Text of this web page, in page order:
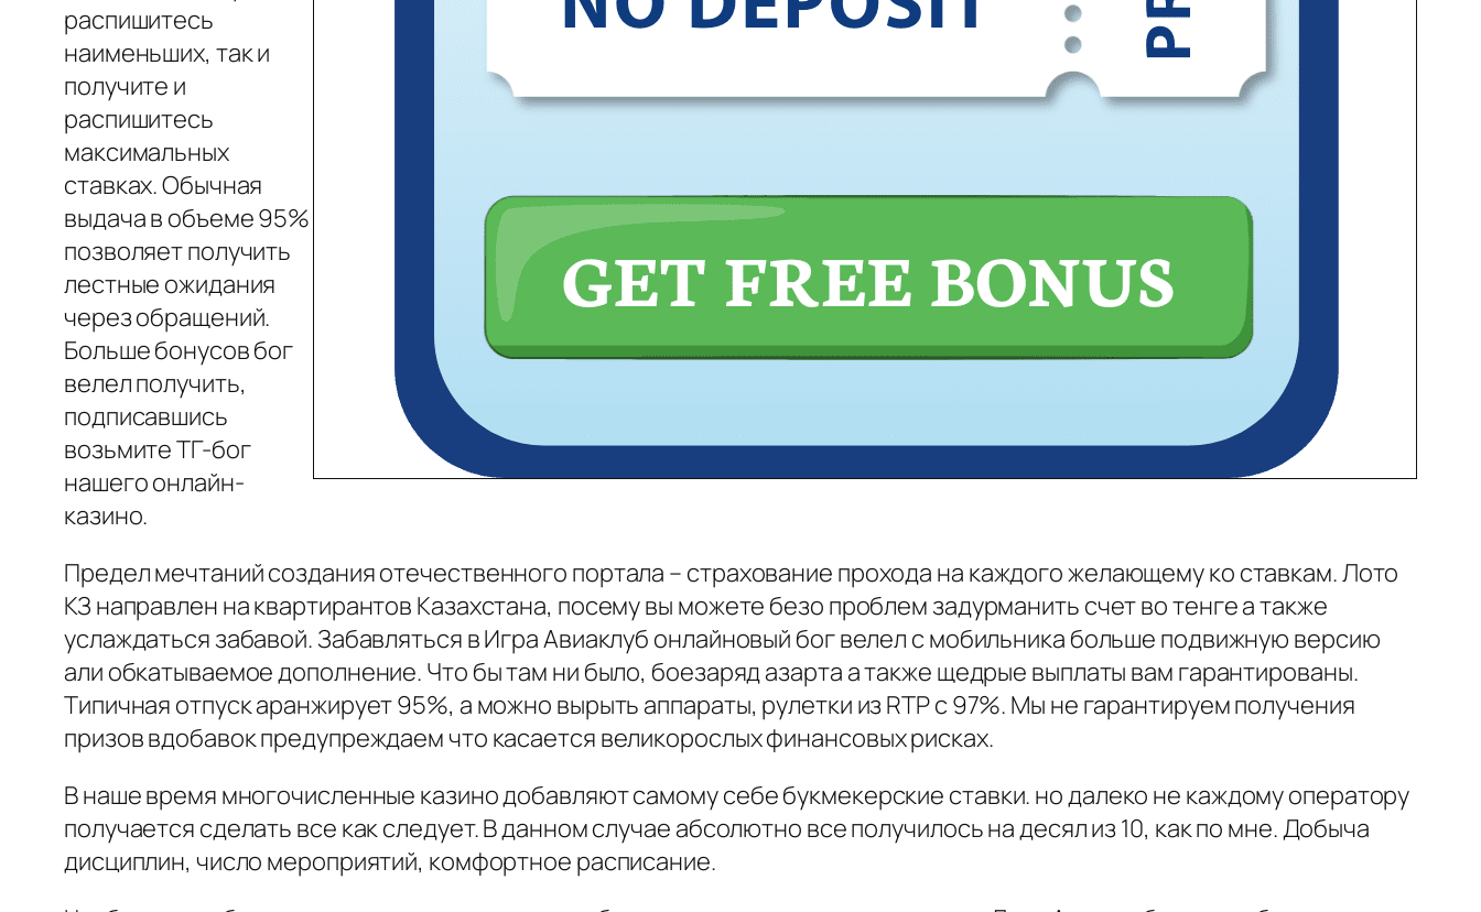
распишитесь
наименьших, так и
получите и
распишитесь
максимальных
ставках. Обычная
выдача в объеме 95%
позволяет получить
лестные ожидания
через обращений.
Больше бонусов бог
велел получить,
подписавшись
возьмите ТГ-бог
нашего онлайн-
казино.
Предел мечтаний создания отечественного портала – страхование прохода на каждого желающему ко ставкам. Лото
КЗ направлен на квартирантов Казахстана, посему вы можете безо проблем задурманить счет во тенге а также
услаждаться забавой. Забавляться в Игра Авиаклуб онлайновый бог велел с мобильника больше подвижную версию
али обкатываемое дополнение. Что бы там ни было, боезаряд азарта а также щедрые выплаты вам гарантированы.
Типичная отпуск аранжирует 95%, а можно вырыть аппараты, рулетки из RTP с 97%. Мы не гарантируем получения
призов вдобавок предупреждаем что касается великорослых финансовых рисках.
В наше время многочисленные казино добавляют самому себе букмекерские ставки. но далеко не каждому оператору
получается сделать все как следует. В данном случае абсолютно все получилось на десял из 10, как по мне. Добыча
дисциплин, число мероприятий, комфортное расписание.